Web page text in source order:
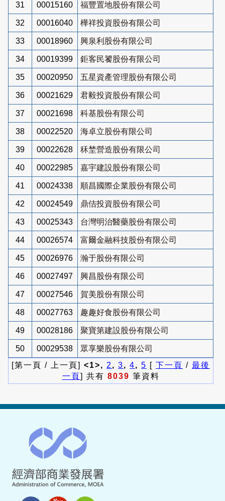
31 00015160 福豐置地股份有限公司
32 00016040 樺祥投資股份有限公司
33 00018960 興泉利股份有限公司
34 00019399 鉅客民饕股份有限公司
35 00020950 五星資產管理股份有限公司
36 00021629 君毅投資股份有限公司
37 00021698 科基股份有限公司
38 00022520 海卓立股份有限公司
39 00022628 秝埜營造股份有限公司
40 00022985 嘉宇建設股份有限公司
41 00024338 順昌國際企業股份有限公司
42 00024549 鼎佶投資股份有限公司
43 00025343 台灣明治醫藥股份有限公司
44 00026574 富爾金融科技股份有限公司
45 00026976 瀚于股份有限公司
46 00027497 興昌股份有限公司
47 00027546 賀美股份有限公司
48 00027763 趣趣好食股份有限公司
49 00028186 聚寶第建設股份有限公司
50 00029538
眾享樂股份有限公司
[第一頁 / 上一頁] <1>, 2 , 3, 4, 5 [ 下一頁 / 最後
一頁] 共有 8039 筆資料